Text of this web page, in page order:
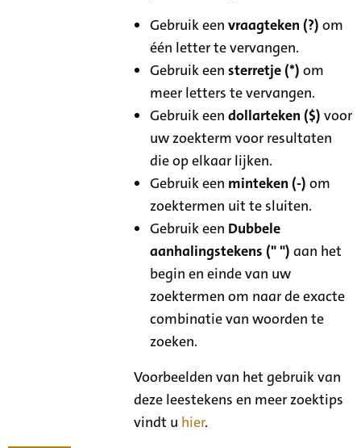
Gebruik eenvraagteken (?) om
één letter te vervangen.
Gebruik eensterretje (*) om
meer letters te vervangen.
Gebruik eendollarteken ($) voor
uw zoekterm voor resultaten
die op elkaar lijken.
Gebruik een minteken (-) om
zoektermen uit te sluiten.
Gebruik een Dubbele
aanhalingstekens (" ") aan het
begin en einde van uw
zoektermen om naar de exacte
combinatie van woorden te
zoeken.
Voorbeelden van het gebruik van
deze leestekens en meer zoektips
vindt u hier.